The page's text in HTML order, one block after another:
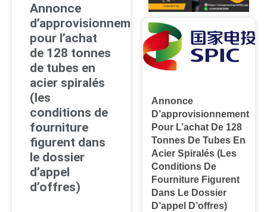
Annonce
d’approvisionnement
pour l’achat
de 128 tonnes
de tubes en
acier spiralés
(les
conditions de
fourniture
figurent dans
le dossier
d’appel
d’offres)
Annonce
D’approvisionnement
Pour L’achat De 128
Tonnes De Tubes En
Acier Spiralés (les
Conditions De
Fourniture Figurent
Dans Le Dossier
D’appel D’offres)